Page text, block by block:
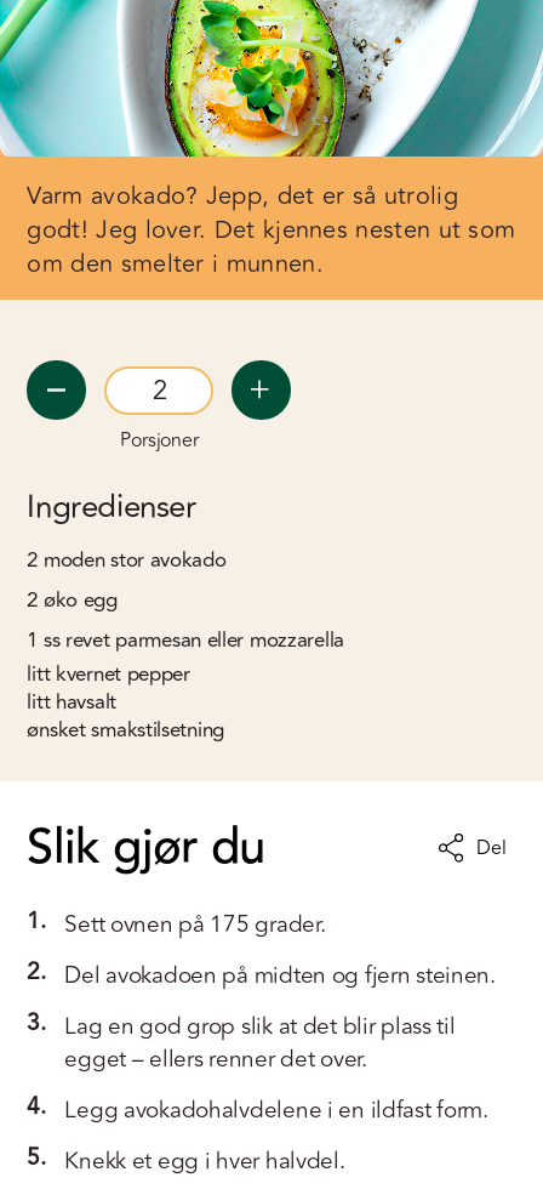
Varm avokado? Jepp, det er så utrolig
godt! Jeg lover. Det kjennes nesten ut som
om den smelter i munnen.
Porsjoner
Ingredienser
2 moden stor avokado
2øko egg
1 ss revet parmesan eller mozzarella
litt kvernet pepper
litt havsalt
ønsket smakstilsetning
Slik gjør du Del
1. Sett ovnen på 175 grader.
2. Del avokadoen på midten og fjern steinen.
3. Lag en god grop slik at det blir plass til
egget – ellers renner det over.
4. Legg avokadohalvdelene i en ildfast form.
5. Knekk et egg i hver halvdel.